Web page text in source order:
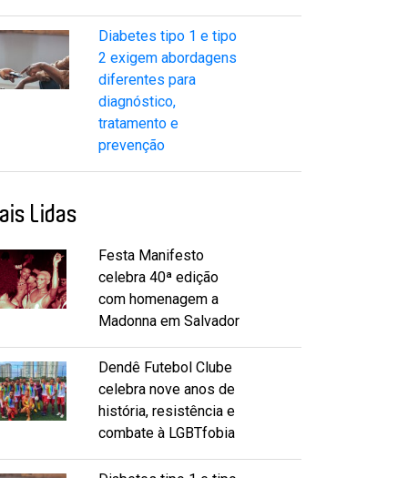
Diabetes tipo 1 e tipo
2 exigem abordagens
diferentes para
diagnóstico,
tratamento e
prevenção
Lidas
Festa Manifesto
celebra 40ª edição
com homenagem a
Madonna em Salvador
Dendê Futebol Clube
celebra nove anos de
história, resistência e
combate à LGBTfobia